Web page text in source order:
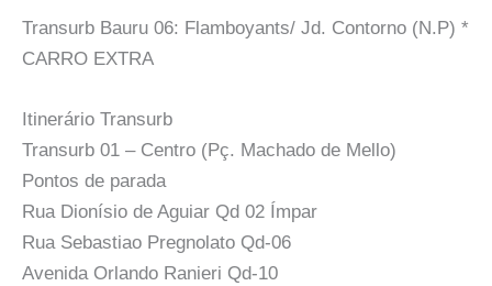
Transurb Bauru 06: Flamboyants/ Jd. Contorno (N.P) *
CARRO EXTRA
Itinerário Transurb
Transurb 01 – Centro (Pç. Machado de Mello)
Pontos de parada
Rua Dionísio de Aguiar Qd 02 Ímpar
Rua Sebastiao Pregnolato Qd-06
Avenida Orlando Ranieri Qd-10